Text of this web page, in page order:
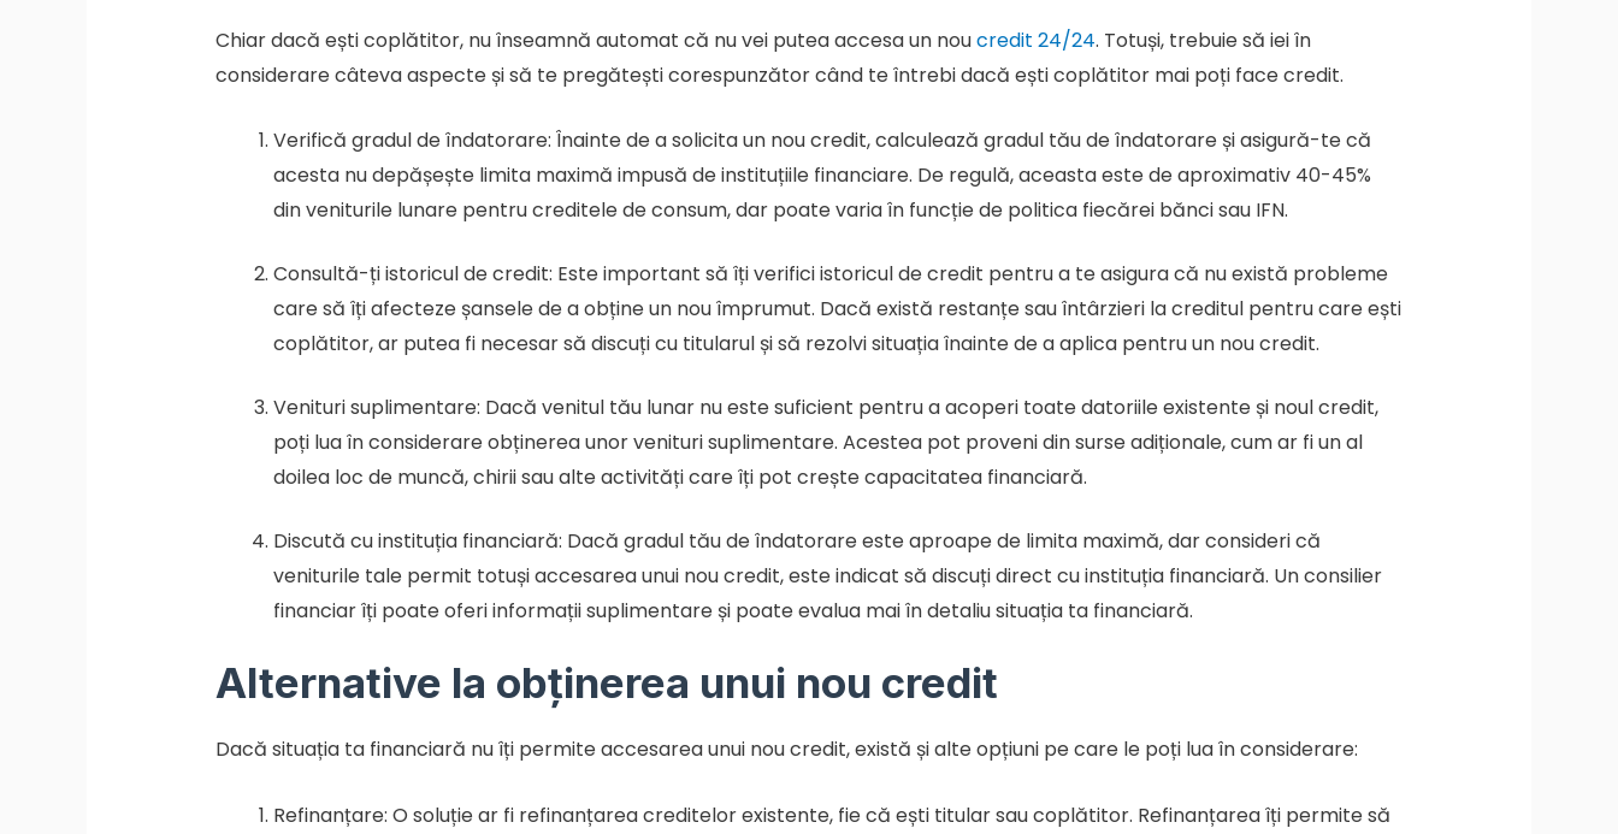
Chiar dacă ești coplătitor, nu înseamnă automat că nu vei putea accesa un noucredit 24/24. Totuși, trebuie să iei în
considerare câteva aspecte și să te pregătești corespunzător când te întrebi dacă ești coplătitor mai poți face credit.
Verifică gradul de îndatorare: Înainte de a solicita un nou credit, calculează gradul tău de îndatorare și asigură-te că
acesta nu depășește limita maximă impusă de instituțiile financiare. De regulă, aceasta este de aproximativ 40-45%
din veniturile lunare pentru creditele de consum, dar poate varia în funcție de politica fiecărei bănci sau IFN.
Consultă-ți istoricul de credit: Este important să îți verifici istoricul de credit pentru a te asigura că nu există probleme
care să îți afecteze șansele de a obține un nou împrumut. Dacă există restanțe sau întârzieri la creditul pentru care ești
coplătitor, ar putea fi necesar să discuți cu titularul și să rezolvi situația înainte de a aplica pentru un nou credit.
Venituri suplimentare: Dacă venitul tău lunar nu este suficient pentru a acoperi toate datoriile existente și noul credit,
poți lua în considerare obținerea unor venituri suplimentare. Acestea pot proveni din surse adiționale, cum ar fi un al
doilea loc de muncă, chirii sau alte activități care îți pot crește capacitatea financiară.
Discută cu instituția financiară: Dacă gradul tău de îndatorare este aproape de limita maximă, dar consideri că
veniturile tale permit totuși accesarea unui nou credit, este indicat să discuți direct cu instituția financiară. Un consilier
financiar îți poate oferi informații suplimentare și poate evalua mai în detaliu situația ta financiară.
Alternative la obținerea unui nou credit
Dacă situația ta financiară nu îți permite accesarea unui nou credit, există și alte opțiuni pe care le poți lua în considerare:
Refinanțare: O soluție ar fi refinanțarea creditelor existente, fie că ești titular sau coplătitor. Refinanțarea îți permite să